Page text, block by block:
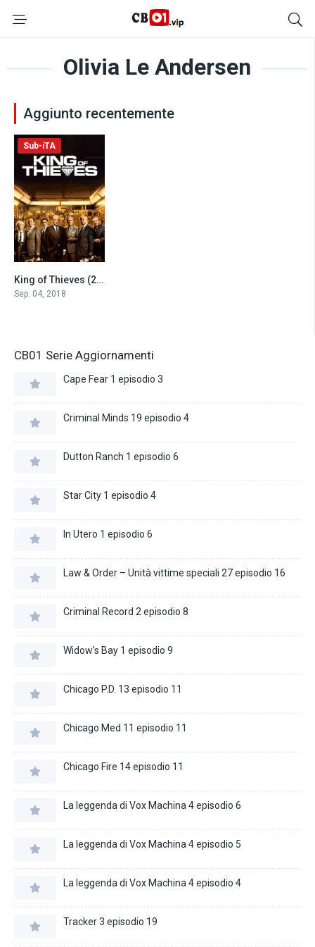
Olivia Le Andersen
Aggiunto recentemente
5.5
Sub-iTA
King of Thieves (2018)
Sep. 04, 2018
CB01 Serie Aggiornamenti
Cape Fear 1 episodio 3
Criminal Minds 19 episodio 4
Dutton Ranch 1 episodio 6
Star City 1 episodio 4
In Utero 1 episodio 6
Law & Order – Unità vittime speciali 27 episodio 16
Criminal Record 2 episodio 8
Widow’s Bay 1 episodio 9
Chicago P.D. 13 episodio 11
Chicago Med 11 episodio 11
Chicago Fire 14 episodio 11
La leggenda di Vox Machina 4 episodio 6
La leggenda di Vox Machina 4 episodio 5
La leggenda di Vox Machina 4 episodio 4
Tracker 3 episodio 19